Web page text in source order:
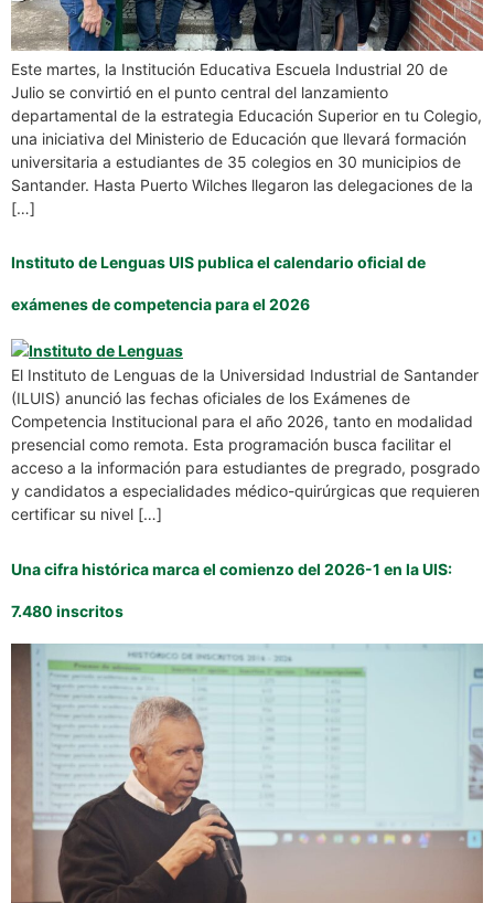
Este martes, la Institución Educativa Escuela Industrial 20 de
Julio se convirtió en el punto central del lanzamiento
departamental de la estrategia Educación Superior en tu Colegio,
una iniciativa del Ministerio de Educación que llevará formación
universitaria a estudiantes de 35 colegios en 30 municipios de
Santander. Hasta Puerto Wilches llegaron las delegaciones de la
[…]
Instituto de Lenguas UIS publica el calendario oficial de
exámenes de competencia para el 2026
El Instituto de Lenguas de la Universidad Industrial de Santander
(ILUIS) anunció las fechas oficiales de los Exámenes de
Competencia Institucional para el año 2026, tanto en modalidad
presencial como remota. Esta programación busca facilitar el
acceso a la información para estudiantes de pregrado, posgrado
y candidatos a especialidades médico-quirúrgicas que requieren
certificar su nivel […]
Una cifra histórica marca el comienzo del 2026-1 en la UIS:
7.480 inscritos